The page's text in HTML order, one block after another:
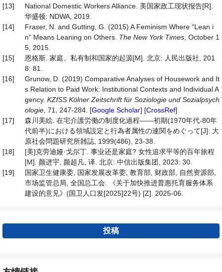
[13]
National Domestic Workers Alliance. 美国家政工现状报告[R].
华盛顿: NDWA, 2019.
[14]
Fraser, N. and Gutting, G. (2015) A Feminism Where “Lean i
n” Means Leaning on Others. The New York Times , October 1
5, 2015.
[15]
恩格斯. 家庭、私有制和国家的起源[M]. 北京: 人民出版社, 201
8: 81.
[16]
Grunow, D. (2019) Comparative Analyses of Housework and It
s Relation to Paid Work: Institutional Contexts and Individual A
gency. KZfSS Kölner Zeitschrift für Soziologie und Sozialpsych
ologie , 71, 247-284. [Google Scholar] [CrossRef]
[17]
森川美絵. 在宅介護労働の制度化過程——初期(1970年代-80年
代前半)における領域設定と行為者属性の連関をめぐって[J]. 大
原社会問題研究所雑誌, 1999(486), 23-38.
[18]
[美]克劳迪娅·戈尔丁. 事业还是家庭? 女性追求平等的百年旅程
[M]. 颜进宇, 颜超凡, 译. 北京: 中信出版集团, 2023: 30.
[19]
国家卫生健康委, 国家发展改革委, 教育部, 财政部, 自然资源部,
市场监管总局, 全国总工会. 《关于加快推进普惠托育服务体系
建设的意见》(国卫人口发[2025]22号) [Z]. 2025-06.
投稿